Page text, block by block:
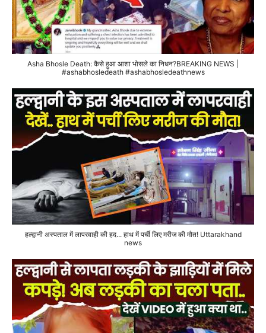
Asha Bhosle Death: कैसे हुआ आशा भोसले का निधन?BREAKING NEWS |
#ashabhosledeath #ashabhosledeathnews
हल्द्वानी अस्पताल में लापरवाही की हद... हाथ में पर्ची लिए मरीज की मौत! Uttarakhand
news